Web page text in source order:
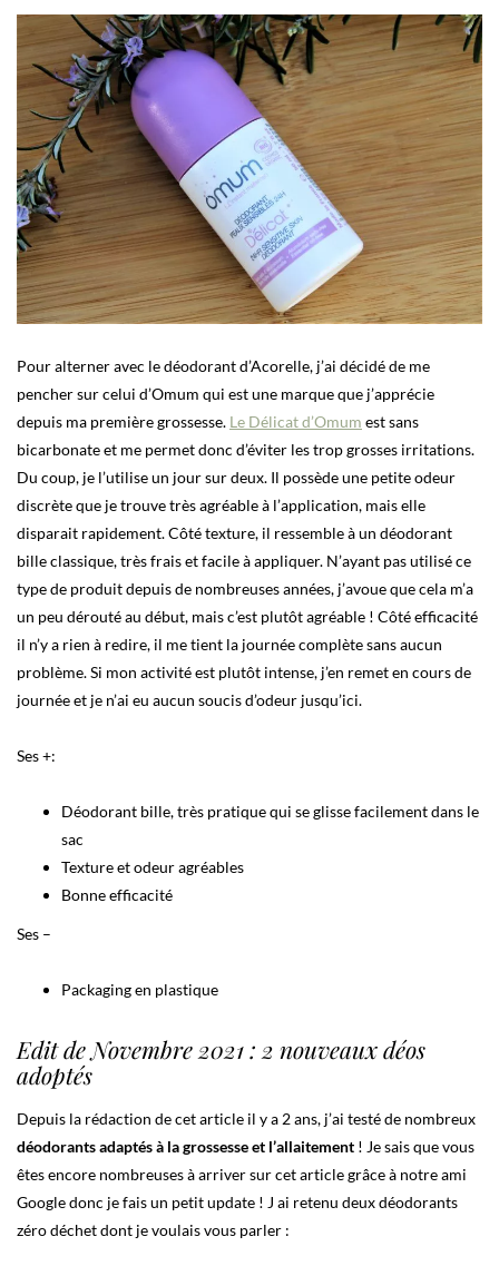
Pour alterner avec le déodorant d’Acorelle, j’ai décidé de me
pencher sur celui d’Omum qui est une marque que j’apprécie
depuis ma première grossesse. Le Délicat d’Omum est sans
bicarbonate et me permet donc d’éviter les trop grosses irritations.
Du coup, je l’utilise un jour sur deux. Il possède une petite odeur
discrète que je trouve très agréable à l’application, mais elle
disparait rapidement. Côté texture, il ressemble à un déodorant
bille classique, très frais et facile à appliquer. N’ayant pas utilisé ce
type de produit depuis de nombreuses années, j’avoue que cela m’a
un peu dérouté au début, mais c’est plutôt agréable ! Côté efficacité
il n’y a rien à redire, il me tient la journée complète sans aucun
problème. Si mon activité est plutôt intense, j’en remet en cours de
journée et je n’ai eu aucun soucis d’odeur jusqu’ici.
Ses +:
Déodorant bille, très pratique qui se glisse facilement dans le
sac
Texture et odeur agréables
Bonne efficacité
Ses –
Packaging en plastique
Edit de Novembre 2021 : 2 nouveaux déos
adoptés
Depuis la rédaction de cet article il y a 2 ans, j’ai testé de nombreux
déodorants adaptés à la grossesse et l’allaitement ! Je sais que vous
êtes encore nombreuses à arriver sur cet article grâce à notre ami
Google donc je fais un petit update ! J ai retenu deux déodorants
zéro déchet dont je voulais vous parler :